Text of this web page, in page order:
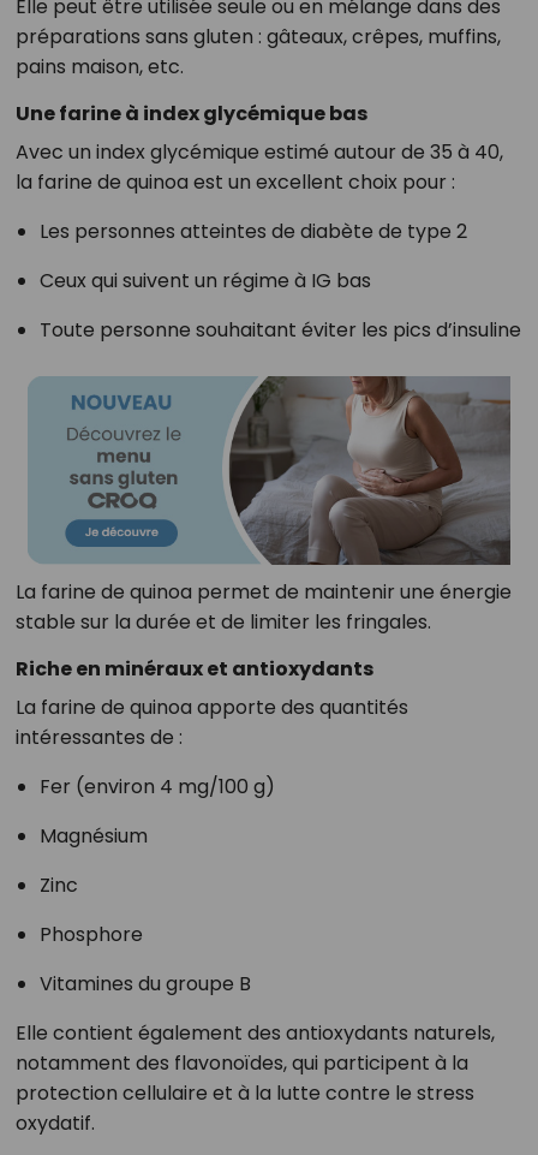
Elle peut être utilisée seule ou en mélange dans des
préparations sans gluten : gâteaux, crêpes, muffins,
pains maison, etc.
Une farine à index glycémique bas
Avec un index glycémique estimé autour de 35 à 40,
la farine de quinoa est un excellent choix pour :
Les personnes atteintes de diabète de type 2
Ceux qui suivent un régime à IG bas
Toute personne souhaitant éviter les pics d’insuline
La farine de quinoa permet de maintenir une énergie
stable sur la durée et de limiter les fringales.
Riche en minéraux et antioxydants
La farine de quinoa apporte des quantités
intéressantes de :
Fer (environ 4 mg/100 g)
Magnésium
Zinc
Phosphore
Vitamines du groupe B
Elle contient également des antioxydants naturels,
notamment des flavonoïdes, qui participent à la
protection cellulaire et à la lutte contre le stress
oxydatif.